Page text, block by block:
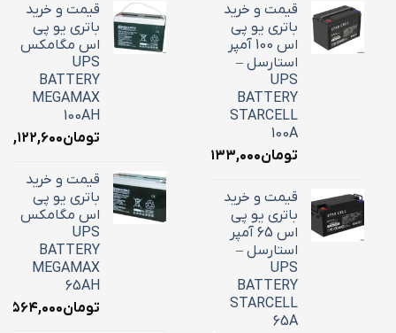
قیمت و خرید
باتری یو پی
اس 100 آمپر
استارسل –
UPS
BATTERY
STARCELL
100A
تومان۳۴,۱۳۳,۰۰۰
قیمت و خرید
باتری یو پی
اس 65 آمپر
استارسل –
UPS
BATTERY
STARCELL
65A
قیمت و خرید
باتری یو پی
اس مگامکس
UPS
BATTERY
MEGAMAX
100AH
تومان
قیمت و خرید
باتری یو پی
اس مگامکس
UPS
BATTERY
MEGAMAX
65AH
تومان